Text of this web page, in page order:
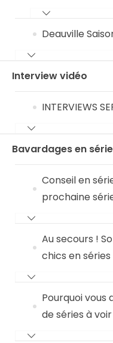
Deauville
Interview vidéo
INTERVIEWS
Bavardages en
Conseil en
prochaine
Au secours !
chics en séries
Pourquoi vous
de séries à